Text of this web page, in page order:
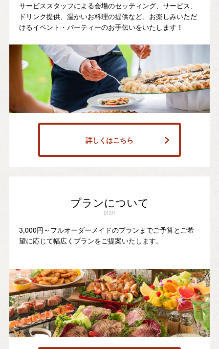
サービススタッフによる会場のセッティング、サービス、
ドリンク提供、温かいお料理の提供など、お楽しみいただ
けるイベント・パーティーのお手伝いをいたします！
詳しくはこちら
プランについて
plan
3,000円～フルオーダーメイドのプランまでご予算とご希
望に応じて幅広くプランをご提案いたします。